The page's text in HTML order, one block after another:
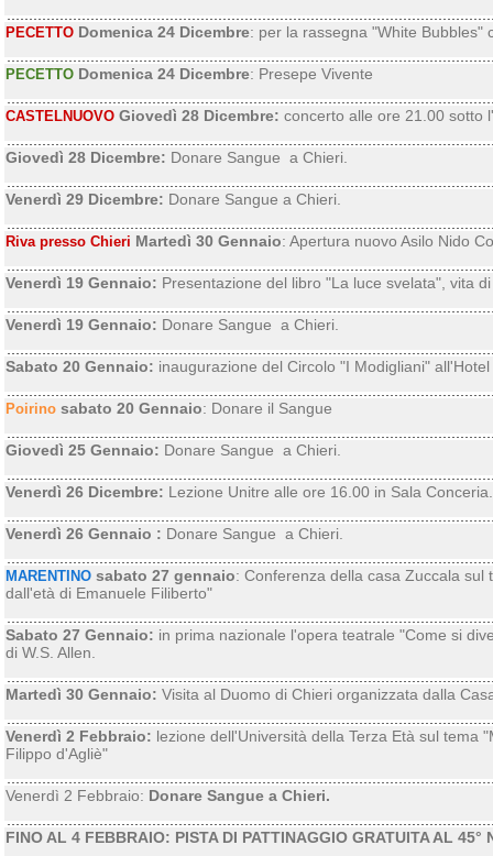
PECETTO Domenica 24 Dicembre: per la rassegna "White Bubbles"
PECETTO Domenica 24 Dicembre: Presepe Vivente
CASTELNUOVO Giovedì 28 Dicembre: concerto alle ore 21.00 sotto
Giovedì 28 Dicembre: Donare Sangue a Chieri.
Venerdì 29 Dicembre: Donare Sangue a Chieri.
Riva presso Chieri Martedì 30 Gennaio: Apertura nuovo Asilo Nido
Venerdì 19 Gennaio: Presentazione del libro "La luce svelata", vita
Venerdì 19 Gennaio: Donare Sangue a Chieri.
Sabato 20 Gennaio: inaugurazione del Circolo "I Modigliani"
Poirino sabato 20 Gennaio: Donare il Sangue
Giovedì 25 Gennaio: Donare Sangue a Chieri.
Venerdì 26 Dicembre: Lezione Unitre alle ore 16.00 in Sala Conceria.
Venerdì 26 Gennaio : Donare Sangue a Chieri.
MARENTINO sabato 27 gennaio: Conferenza della casa Zuccala sul
dall'età di Emanuele Filiberto"
Sabato 27 Gennaio: in prima nazionale l'opera teatrale "Come si
di W.S. Allen.
Martedì 30 Gennaio: Visita al Duomo di Chieri organizzata dalla
Venerdì 2 Febbraio: lezione dell'Università della Terza Età sul tema
Filippo d'Agliè"
Venerdì 2 Febbraio: Donare Sangue a Chieri.
FINO AL 4 FEBBRAIO: PISTA DI PATTINAGGIO GRATUITA AL 45°